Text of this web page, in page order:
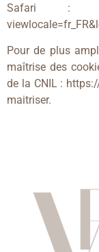
Safari :
Pour de plus
maîtrise des
de la CNIL :
maitriser.